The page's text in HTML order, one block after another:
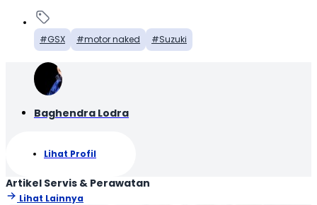
GSX motor naked Suzuki
Baghendra Lodra
Lihat Profil
Artikel Servis & Perawatan
Lihat Lainnya